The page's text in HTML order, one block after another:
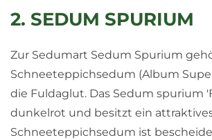
2. SEDUM SPURIUM
Zur Sedumart Sedum Spurium
Schneeteppichsedum (Album
die Fuldaglut. Das Sedum spurium
dunkelrot und besitzt ein
Schneeteppichsedum ist